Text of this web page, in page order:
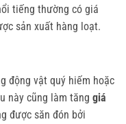
tiếng thường có giá
sản xuất hàng loạt.
động vật quý hiếm hoặc
này cũng làm tăng giá
được săn đón bởi